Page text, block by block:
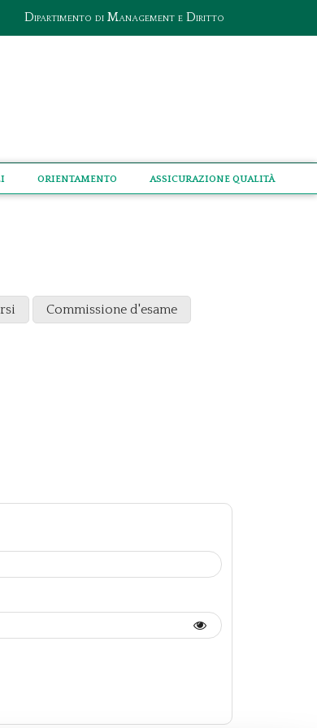
Dipartimento di Management e Diritto
Orientamento Assicurazione qualità
Commissione d'esame